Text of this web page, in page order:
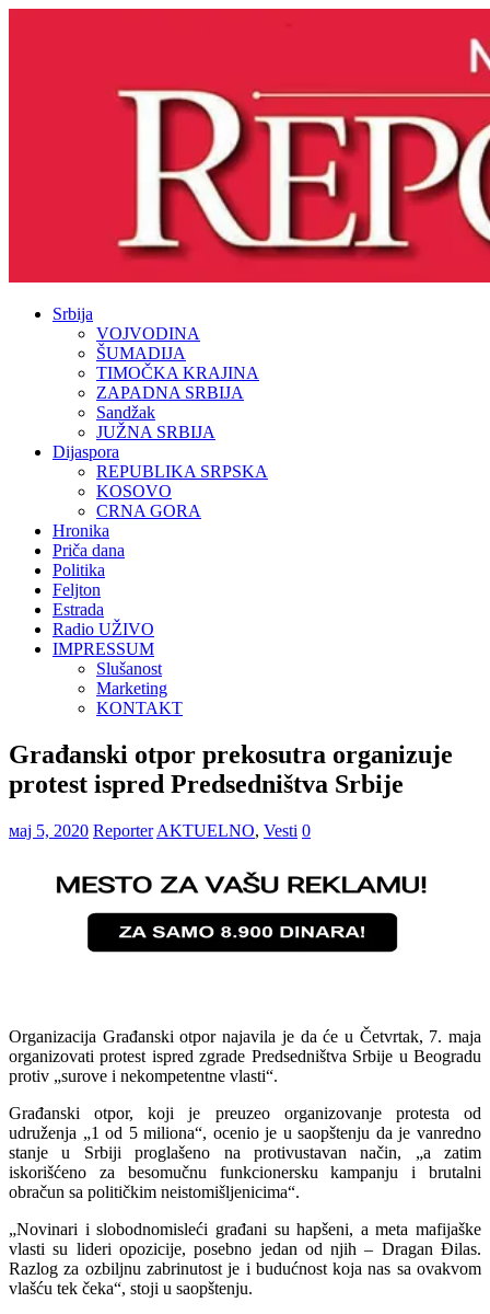
Srbija
VOJVODINA
ŠUMADIJA
TIMOČKA KRAJINA
ZAPADNA SRBIJA
Sandžak
JUŽNA SRBIJA
Dijaspora
REPUBLIKA SRPSKA
KOSOVO
CRNA GORA
Hronika
Priča dana
Politika
Feljton
Estrada
Radio UŽIVO
IMPRESSUM
Slušanost
Marketing
KONTAKT
Građanski otpor prekosutra organizuje
protest ispred Predsedništva Srbije
мај 5, 2020 Reporter AKTUELNO, Vesti 0
Organizacija Građanski otpor najavila je da će u Četvrtak, 7. maja
organizovati protest ispred zgrade Predsedništva Srbije u Beogradu
protiv „surove i nekompetentne vlasti“.
Građanski otpor, koji je preuzeo organizovanje protesta od
udruženja „1 od 5 miliona“, ocenio je u saopštenju da je vanredno
stanje u Srbiji proglašeno na protivustavan način, „a zatim
iskorišćeno za besomučnu funkcionersku kampanju i brutalni
obračun sa političkim neistomišljenicima“.
„Novinari i slobodnomisleći građani su hapšeni, a meta mafijaške
vlasti su lideri opozicije, posebno jedan od njih – Dragan Đilas.
Razlog za ozbiljnu zabrinutost je i budućnost koja nas sa ovakvom
vlašću tek čeka“, stoji u saopštenju.